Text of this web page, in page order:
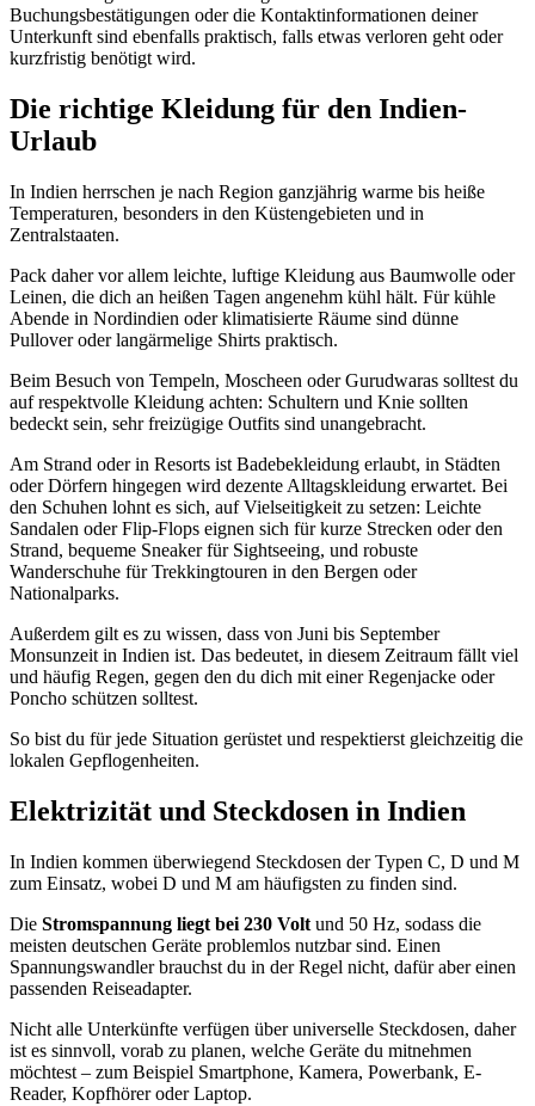
Buchungsbestätigungen oder die Kontaktinformationen deiner
Unterkunft sind ebenfalls praktisch, falls etwas verloren geht oder
kurzfristig benötigt wird.
Die richtige Kleidung für den Indien-
Urlaub
In Indien herrschen je nach Region ganzjährig warme bis heiße
Temperaturen, besonders in den Küstengebieten und in
Zentralstaaten.
Pack daher vor allem leichte, luftige Kleidung aus Baumwolle oder
Leinen, die dich an heißen Tagen angenehm kühl hält. Für kühle
Abende in Nordindien oder klimatisierte Räume sind dünne
Pullover oder langärmelige Shirts praktisch.
Beim Besuch von Tempeln, Moscheen oder Gurudwaras solltest du
auf respektvolle Kleidung achten: Schultern und Knie sollten
bedeckt sein, sehr freizügige Outfits sind unangebracht.
Am Strand oder in Resorts ist Badebekleidung erlaubt, in Städten
oder Dörfern hingegen wird dezente Alltagskleidung erwartet. Bei
den Schuhen lohnt es sich, auf Vielseitigkeit zu setzen: Leichte
Sandalen oder Flip-Flops eignen sich für kurze Strecken oder den
Strand, bequeme Sneaker für Sightseeing, und robuste
Wanderschuhe für Trekkingtouren in den Bergen oder
Nationalparks.
Außerdem gilt es zu wissen, dass von Juni bis September
Monsunzeit in Indien ist. Das bedeutet, in diesem Zeitraum fällt viel
und häufig Regen, gegen den du dich mit einer Regenjacke oder
Poncho schützen solltest.
So bist du für jede Situation gerüstet und respektierst gleichzeitig die
lokalen Gepflogenheiten.
Elektrizität und Steckdosen in Indien
In Indien kommen überwiegend Steckdosen der Typen C, D und M
zum Einsatz, wobei D und M am häufigsten zu finden sind.
Die Stromspannung liegt bei 230 Volt und 50 Hz, sodass die
meisten deutschen Geräte problemlos nutzbar sind. Einen
Spannungswandler brauchst du in der Regel nicht, dafür aber einen
passenden Reiseadapter.
Nicht alle Unterkünfte verfügen über universelle Steckdosen, daher
ist es sinnvoll, vorab zu planen, welche Geräte du mitnehmen
möchtest – zum Beispiel Smartphone, Kamera, Powerbank, E-
Reader, Kopfhörer oder Laptop.